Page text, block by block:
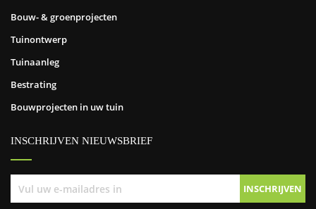
Bouw- & groenprojecten
Tuinontwerp
Tuinaanleg
Bestrating
Bouwprojecten in uw tuin
INSCHRIJVEN NIEUWSBRIEF